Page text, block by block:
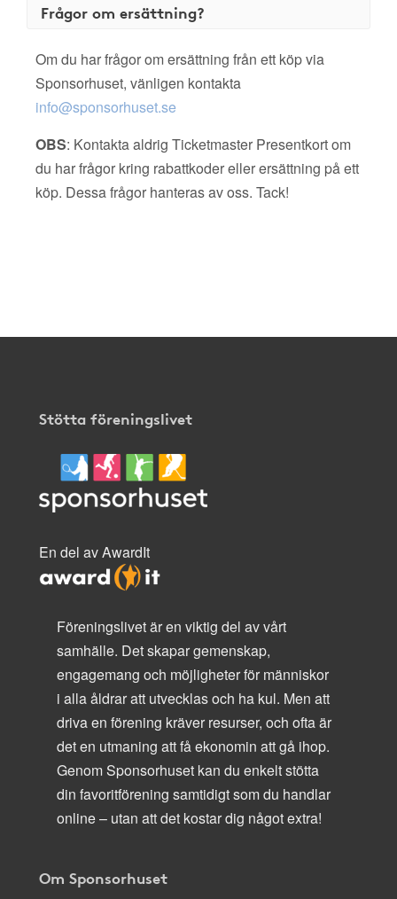
Frågor om ersättning?
Om du har frågor om ersättning från ett köp via
Sponsorhuset, vänligen kontakta
info@sponsorhuset.se
OBS: Kontakta aldrig Ticketmaster Presentkort om
du har frågor kring rabattkoder eller ersättning på ett
köp. Dessa frågor hanteras av oss. Tack!
Stötta föreningslivet
En del av AwardIt
Föreningslivet är en viktig del av vårt
samhälle. Det skapar gemenskap,
engagemang och möjligheter för människor
i alla åldrar att utvecklas och ha kul. Men att
driva en förening kräver resurser, och ofta är
det en utmaning att få ekonomin att gå ihop.
Genom Sponsorhuset kan du enkelt stötta
din favoritförening samtidigt som du handlar
online – utan att det kostar dig något extra!
Om Sponsorhuset